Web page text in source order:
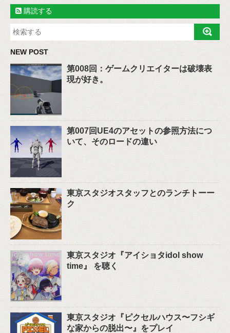
購読する
NEW POST
第008回：ゲームクリエイターは破壊表
現が好き。
第007回UE4のアセットの参照方法につ
いて、そのロードの違い
東京スタジオスタッフとのランチトーー
ク
東京スタジオ『アイショタidol show
time』 を聴く
東京スタジオ『ピクセルハウス〜フシギ
な家からの脱出〜』をプレイ